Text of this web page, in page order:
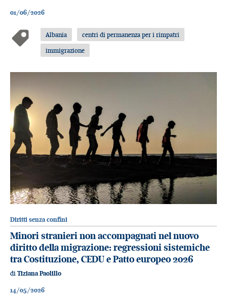
01/06/2026
Albania
centri di permanenza per i rimpatri
immigrazione
Diritti senza confini
Minori stranieri non accompagnati nel nuovo
diritto della migrazione: regressioni sistemiche
tra Costituzione, CEDU e Patto europeo 2026
di Tiziana Paolillo
14/05/2026